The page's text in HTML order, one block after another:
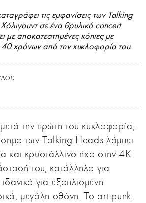
τις εμφανίσεις των Talking
σε ένα θρυλικό concert
με αποκατεστημένες κόπιες με
40 χρόνων από την κυκλοφορία του.
την πρώτη του κυκλοφορία,
των Talking Heads λάμπει
και κρυστάλλινο ήχο στην 4Κ
του, κατάλληλο για
για εξοπλισμένη
μεγάλη οθόνη. Το art punk